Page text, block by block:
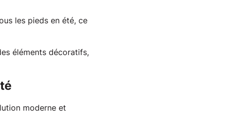
les pieds en été, ce
éléments décoratifs,
moderne et